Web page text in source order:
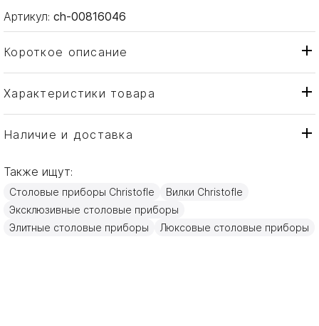
Артикул: ch-00816046
Короткое описание
Характеристики товара
Тип товара
Вилка
Бренд
Страна производителя
Материал
Золото, Посеребрение
17см
Наличие и доставка
Также ищут:
Столовые приборы Christofle
Вилки Christofle
Эксклюзивные столовые приборы
Элитные столовые приборы
Люксовые столовые приборы